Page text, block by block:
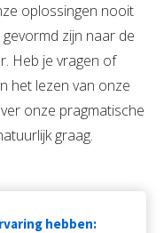
oplossingen nooit
zijn naar de
Heb je vragen of
het lezen van onze
onze pragmatische
graag.
hebben: